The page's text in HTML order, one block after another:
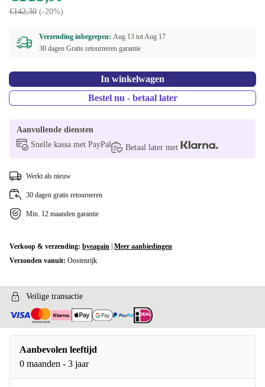
€142,30 (-20%)
Verzending inbegrepen: Aug 13 totAug 17
30 dagen Gratis retourneren garantie
In winkelwagen
Bestel nu - betaal later
Aanvullende diensten
Snelle kassa met PayPal
Betaal later met
Werkt als nieuw
30 dagen gratis retourneren
Min. 12 maanden garantie
Verkoop & verzending: byeagain Meer aanbiedingen
Verzonden vanuit: Oostenrijk
Veilige transactie
Aanbevolen leeftijd
0 maanden - 3 jaar